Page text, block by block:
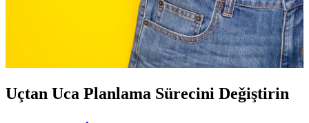
Uçtan Uca Planlama Sürecini Deǧiştirin